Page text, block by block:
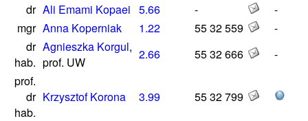
dr Ali Emami Kopaei 5.66 -
-
mgr Anna Koperniak 1.22 55 32 559
-
dr
hab.
Agnieszka Korgul,
prof. UW
2.66 55 32 666
-
prof.
dr
hab.
Krzysztof Korona 3.99 55 32 799